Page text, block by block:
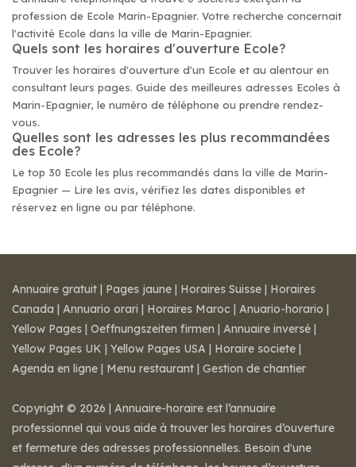
profession de Ecole Marin-Epagnier. Votre recherche concernait
l'activité Ecole dans la ville de Marin-Epagnier.
Quels sont les horaires d'ouverture Ecole?
Trouver les horaires d'ouverture d'un Ecole et au alentour en
consultant leurs pages. Guide des meilleures adresses Ecoles à
Marin-Epagnier, le numéro de téléphone ou prendre rendez-
vous.
Quelles sont les adresses les plus recommandées
des Ecole?
Le top 30 Ecole les plus recommandés dans la ville de Marin-
Epagnier — Lire les avis, vérifiez les dates disponibles et
réservez en ligne ou par téléphone.
Annuaire gratuit | Pages jaune | Horaires Suisse | Horaires
Canada | Annuario orari | Horaires Maroc | Anuario-horario |
Yellow Pages | Oeffnungszeiten firmen | Annuaire inversé |
Yellow Pages UK | Yellow Pages USA | Horaire societe |
Agenda en ligne | Menu restaurant | Gestion de chantier
Copyright © 2026 | Annuaire-horaire est l’annuaire
professionnel qui vous aide à trouver les horaires d’ouverture
et fermeture des adresses professionnelles. Besoin d'une